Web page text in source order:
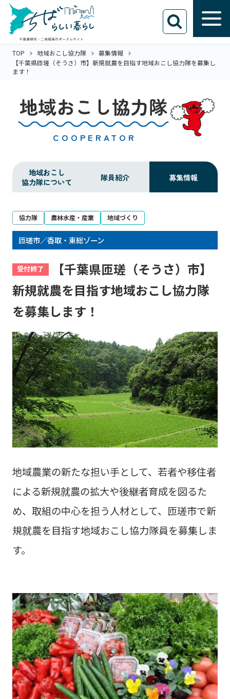
TOP 地域おこし協力隊
募集情報
【千葉県匝瑳（そうさ）市】新規就農を目指す地域おこし協⼒隊を募集し
ます！
地域おこし協力隊
COOPERATOR
地域おこし
協力隊について
隊員紹介 募集情報
協力隊 農林水産・産業 地域づくり
匝瑳市／香取・東総ゾーン
受付終了
【千葉県匝瑳（そうさ）市】
新規就農を目指す地域おこし協⼒隊
を募集します！
地域農業の新たな担い手として、若者や移住者
による新規就農の拡大や後継者育成を図るた
め、取組の中心を担う人材として、匝瑳市で新
規就農を目指す地域おこし協力隊員を募集しま
す。